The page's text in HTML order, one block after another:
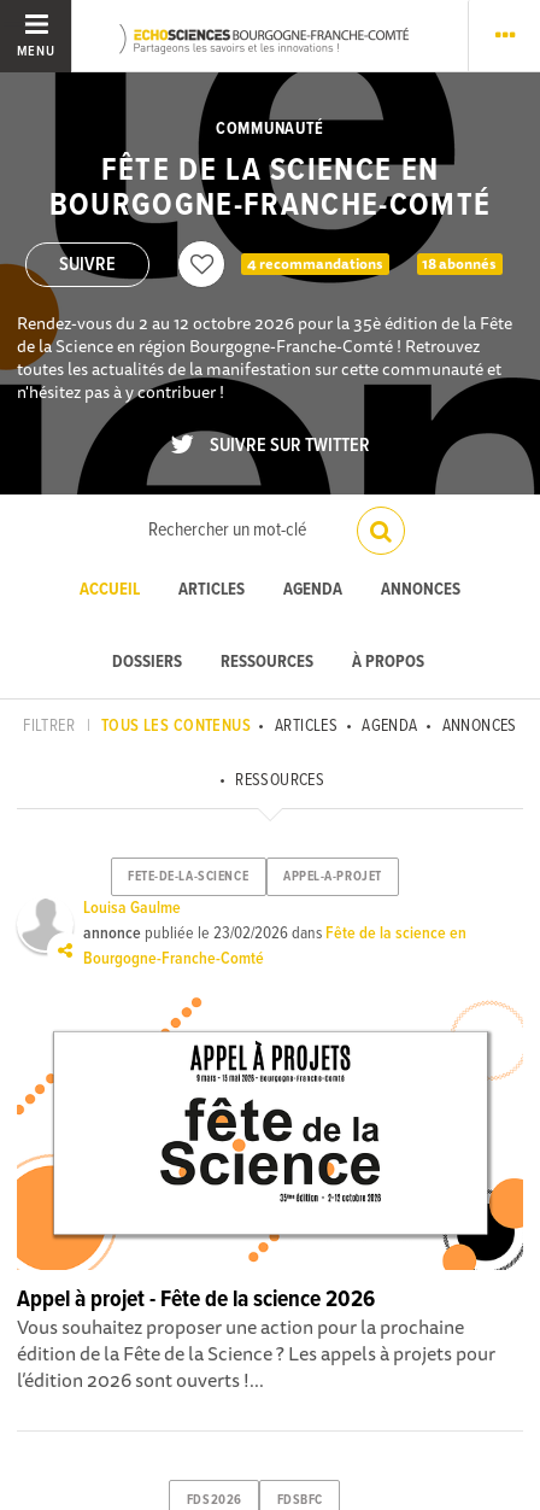
MENU
COMMUNAUTÉ
FÊTE DE LA SCIENCE EN
BOURGOGNE-FRANCHE-COMTÉ
4 recommandations 18 abonnés
Rendez-vous du 2 au 12 octobre 2026 pour la 35è édition de la Fête
de la Science en région Bourgogne-Franche-Comté ! Retrouvez
toutes les actualités de la manifestation sur cette communauté et
n'hésitez pas à y contribuer !
SUIVRE SUR TWITTER
ACCUEIL ARTICLES AGENDA ANNONCES
DOSSIERS RESSOURCES À PROPOS
FILTRER | TOUS LES CONTENUS ARTICLES AGENDA ANNONCES
RESSOURCES
FETE-DE-LA-SCIENCE APPEL-A-PROJET
Louisa Gaulme
annonce publiée le23/02/2026dansFête de la science en
Bourgogne-Franche-Comté
Appel à projet - Fête de la science 2026
Vous souhaitez proposer une action pour la prochaine
édition de la Fête de la Science ? Les appels à projets pour
l’édition 2026 sont ouverts !...
FDS2026 FDSBFC